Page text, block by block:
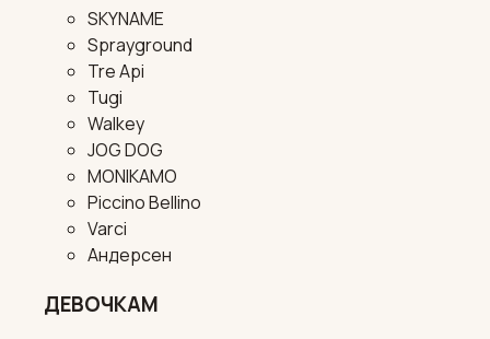
SKYNAME
Sprayground
Tre Api
Tugi
Walkey
JOG DOG
MONIKAMO
Piccino Bellino
Varci
Андерсен
ДЕВОЧКАМ